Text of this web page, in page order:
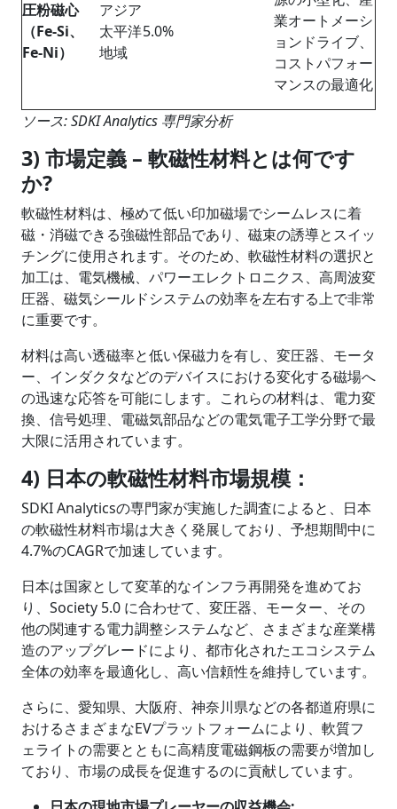
圧粉磁心
（Fe-Si、
Fe-Ni）
アジア
太平洋
地域
5.0%
業オートメーシ
ョンドライブ、
コストパフォー
マンスの最適化
ソース: SDKI Analytics 専門家分析
3) 市場定義 – 軟磁性材料とは何です
か?
軟磁性材料は、極めて低い印加磁場でシームレスに着
磁・消磁できる強磁性部品であり、磁束の誘導とスイッ
チングに使用されます。そのため、軟磁性材料の選択と
加工は、電気機械、パワーエレクトロニクス、高周波変
圧器、磁気シールドシステムの効率を左右する上で非常
に重要です。
材料は高い透磁率と低い保磁力を有し、変圧器、モータ
ー、インダクタなどのデバイスにおける変化する磁場へ
の迅速な応答を可能にします。これらの材料は、電力変
換、信号処理、電磁気部品などの電気電子工学分野で最
大限に活用されています。
4) 日本の軟磁性材料市場規模：
SDKI Analyticsの専門家が実施した調査によると、日本
の軟磁性材料市場は大きく発展しており、予想期間中に
4.7%のCAGRで加速しています。
日本は国家として変革的なインフラ再開発を進めてお
り、Society 5.0 に合わせて、変圧器、モーター、その
他の関連する電力調整システムなど、さまざまな産業構
造のアップグレードにより、都市化されたエコシステム
全体の効率を最適化し、高い信頼性を維持しています。
さらに、愛知県、大阪府、神奈川県などの各都道府県に
おけるさまざまなEVプラットフォームにより、軟質フ
ェライトの需要とともに高精度電磁鋼板の需要が増加し
ており、市場の成長を促進するのに貢献しています。